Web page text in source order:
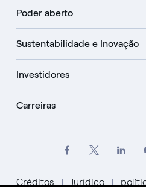
Poder aberto
Sustentabilidade e Inovação
Investidores
Carreiras
Créditos Jurídico